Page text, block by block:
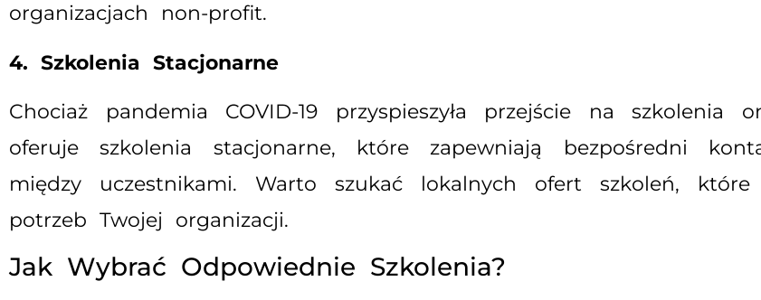
organizacjach non-profit.
4. Szkolenia Stacjonarne
Chociaż pandemia COVID-19 przyspieszyła przejście na szkolenia
oferuje szkolenia stacjonarne, które zapewniają bezpośredni
między uczestnikami. Warto szukać lokalnych ofert szkoleń,
potrzeb Twojej organizacji.
Jak Wybrać Odpowiednie Szkolenia?